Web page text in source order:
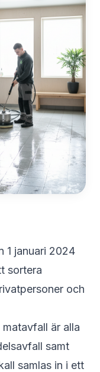
1 januari 2024
sortera
och
är alla
samt
samlas in i ett